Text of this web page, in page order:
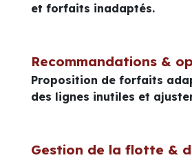
et forfaits inadaptés.
Recommandations &
Proposition de forfaits
des lignes inutiles et
Gestion de la flotte &